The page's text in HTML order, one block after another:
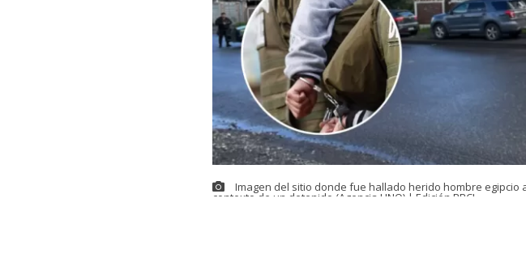
Imagen del sitio donde fue hallado herido hombre egipcio
contexto de un detenido (Agencia UNO) | Edición BBCL